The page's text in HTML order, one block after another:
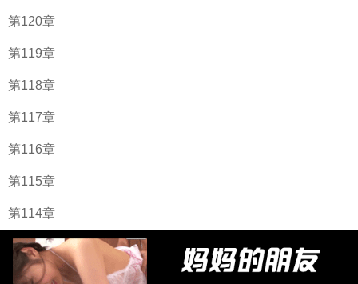
第120章
第119章
第118章
第117章
第116章
第115章
第114章